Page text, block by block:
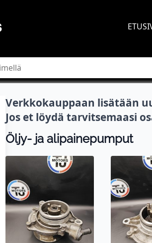
Verkkokauppaan lisätään
Jos et löydä tarvitsemaasi
Öljy- ja alipainepumput